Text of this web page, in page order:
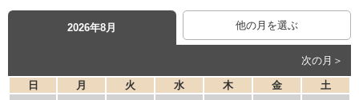
2026年8月 他の月を選ぶ
次の月＞
日 月 火 水 木 金 土